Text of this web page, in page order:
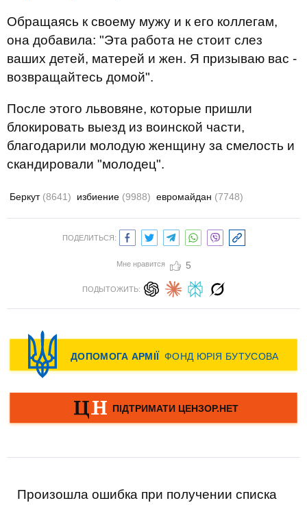
Обращаясь к своему мужу и к его коллегам,
она добавила: "Эта работа не стоит слез
ваших детей, матерей и жен. Я призываю вас -
возвращайтесь домой".
После этого львовяне, которые пришли
блокировать выезд из воинской части,
благодарили молодую женщину за смелость и
скандировали "молодец".
Беркут (8641) избиение (9988) евромайдан (7748)
ПОДЕЛИТЬСЯ:
Мне нравится 5
ПОДЫТОЖИТЬ:
Произошла ошибка при получении списка